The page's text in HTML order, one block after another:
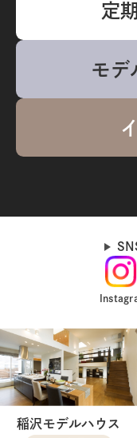
定
モデ
稲沢モデルハウス